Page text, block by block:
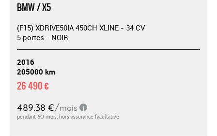
BMW / X5
(F15) XDRIVE50IA 450CH XLINE - 34 CV
5 portes - NOIR
2016
205000 km
26 490 €